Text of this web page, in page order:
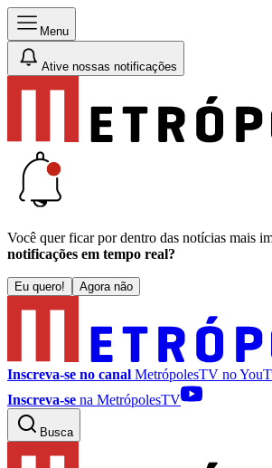
Menu
Ative nossas notificações
Você quer ficar por dentro das notícias mais
notificações em tempo real?
Eu quero! Agora não
Inscreva-se no canal MetrópolesTV no
Inscreva-se na MetrópolesTV
Busca